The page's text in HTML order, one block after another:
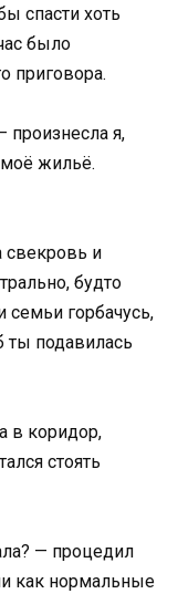
спасти хоть
было
приговора.
произнесла я,
жильё.
свекровь и
будто
семьи горбачусь,
ты подавилась
в коридор,
стоять
— процедил
как нормальные